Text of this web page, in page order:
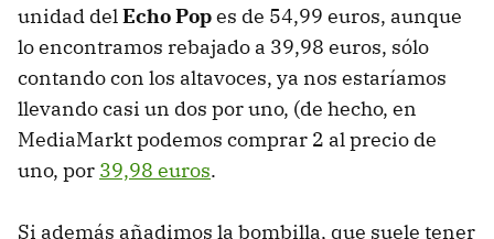
unidad delEcho Popes de 54,99 euros, aunque
lo encontramos rebajado a 39,98 euros, sólo
contando con los altavoces, ya nos estaríamos
llevando casi un dos por uno, (de hecho, en
MediaMarkt podemos comprar 2 al precio de
uno, por 39,98 euros.
Si además añadimos la bombilla, que suele tener